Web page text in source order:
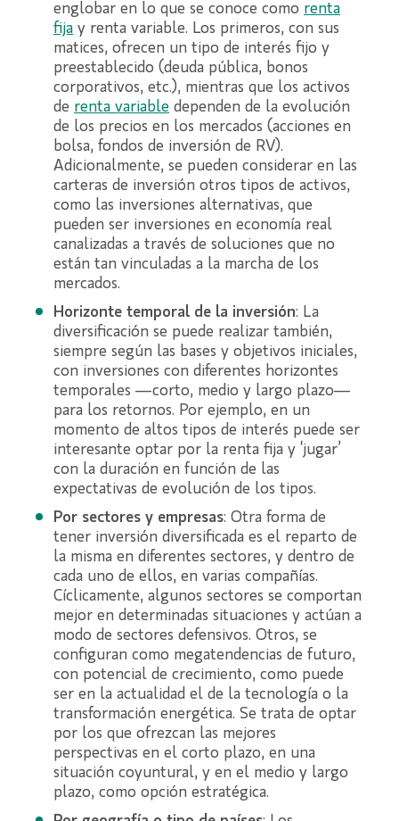
englobar en lo que se conoce como renta
fija y renta variable. Los primeros, con sus
matices, ofrecen un tipo de interés fijo y
preestablecido (deuda pública, bonos
corporativos, etc.), mientras que los activos
de renta variable dependen de la evolución
de los precios en los mercados (acciones en
bolsa, fondos de inversión de RV).
Adicionalmente, se pueden considerar en las
carteras de inversión otros tipos de activos,
como las inversiones alternativas, que
pueden ser inversiones en economía real
canalizadas a través de soluciones que no
están tan vinculadas a la marcha de los
mercados.
Horizonte temporal de la inversión: La
diversificación se puede realizar también,
siempre según las bases y objetivos iniciales,
con inversiones con diferentes horizontes
temporales —corto, medio y largo plazo—
para los retornos. Por ejemplo, en un
momento de altos tipos de interés puede ser
interesante optar por la renta fija y ‘jugar’
con la duración en función de las
expectativas de evolución de los tipos.
Por sectores y empresas: Otra forma de
tener inversión diversificada es el reparto de
la misma en diferentes sectores, y dentro de
cada uno de ellos, en varias compañías.
Cíclicamente, algunos sectores se comportan
mejor en determinadas situaciones y actúan a
modo de sectores defensivos. Otros, se
configuran como megatendencias de futuro,
con potencial de crecimiento, como puede
ser en la actualidad el de la tecnología o la
transformación energética. Se trata de optar
por los que ofrezcan las mejores
perspectivas en el corto plazo, en una
situación coyuntural, y en el medio y largo
plazo, como opción estratégica.